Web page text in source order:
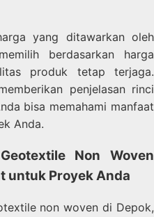
yang ditawarkan oleh
berdasarkan harga
produk tetap terjaga.
penjelasan rinci
bisa memahami manfaat
Anda.
Non Woven
untuk Proyek Anda
non woven di Depok,